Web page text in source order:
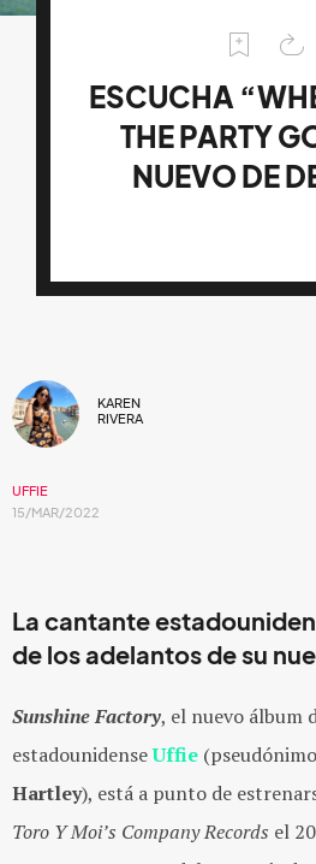
ESCUCHA
THE PARTY
NUEVO DE
KAREN
RIVERA
UFFIE
15/MAR/2022
La cantante
de los adelantos de su
Sunshine Factory, el nuevo álbum
estadounidenseUffie
Hartley), está a punto de
Toro Y Moi’s Company Records el